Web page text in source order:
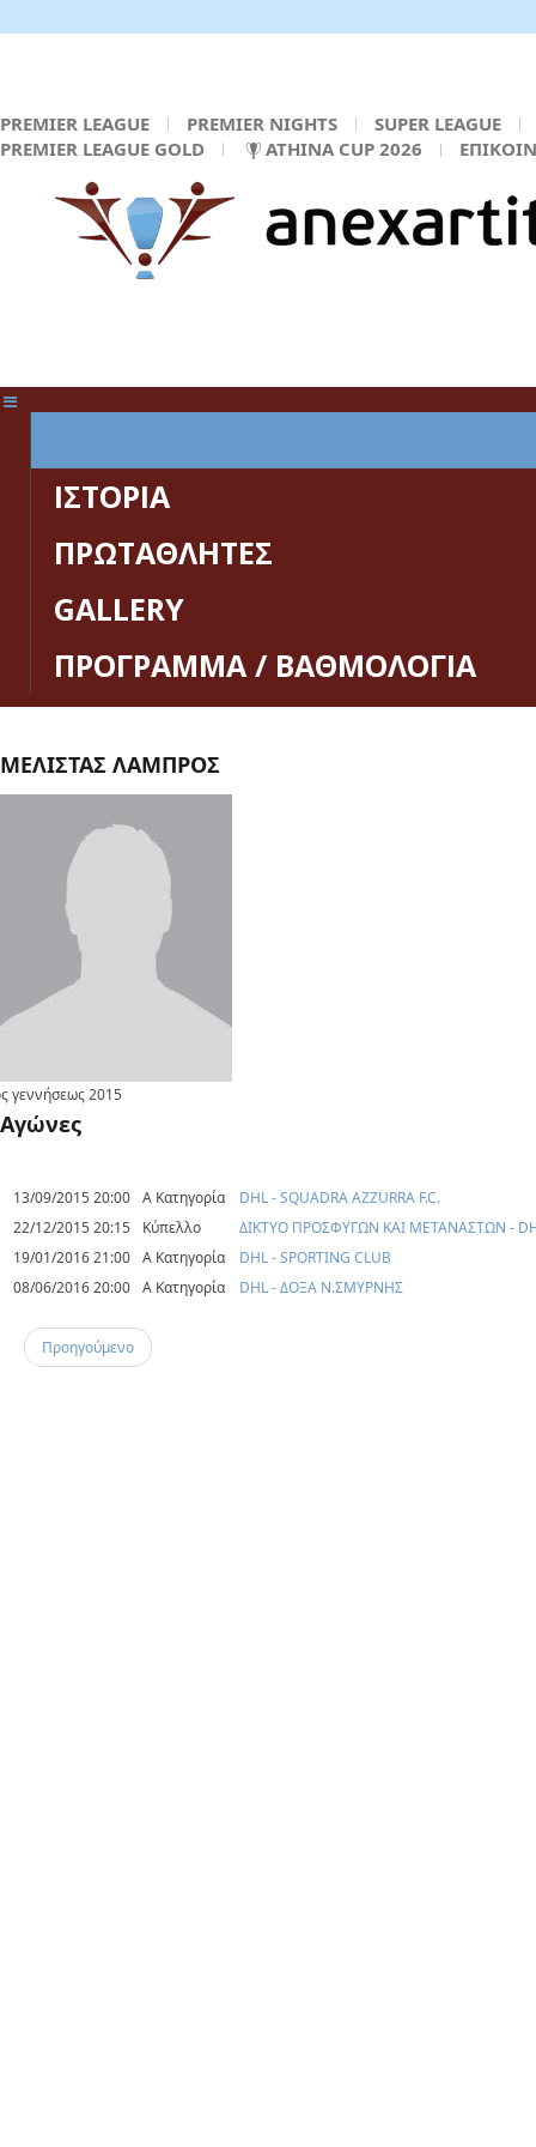
PREMIER LEAGUE PREMIER NIGHTS
SUPER LEAGUE
PREMIER LEAGUE GOLD
ATHINA CUP 2026
ΙΣΤΟΡΙΑ
ΠΡΩΤΑΘΛΗΤΕΣ
GALLERY
ΠΡΟΓΡΑΜΜΑ / ΒΑΘΜΟΛΟΓΙΑ
ΜΕΛΙΣΤΑΣ ΛΑΜΠΡΟΣ
γεννήσεως2015
Αγώνες
13/09/2015 20:00 Α Κατηγορία
DHL - SQUADRA AZZURRA F.C.
22/12/2015 20:15
Κύπελλο
ΔΙΚΤΥΟ ΠΡΟΣΦΥΓΩΝ ΚΑΙ ΜΕΤΑΝΑΣΤΩΝ -
19/01/2016 21:00 Α Κατηγορία
DHL - SPORTING CLUB
08/06/2016 20:00 Α Κατηγορία DHL - ΔΟΞΑ Ν.ΣΜΥΡΝΗΣ
Προηγούμενο